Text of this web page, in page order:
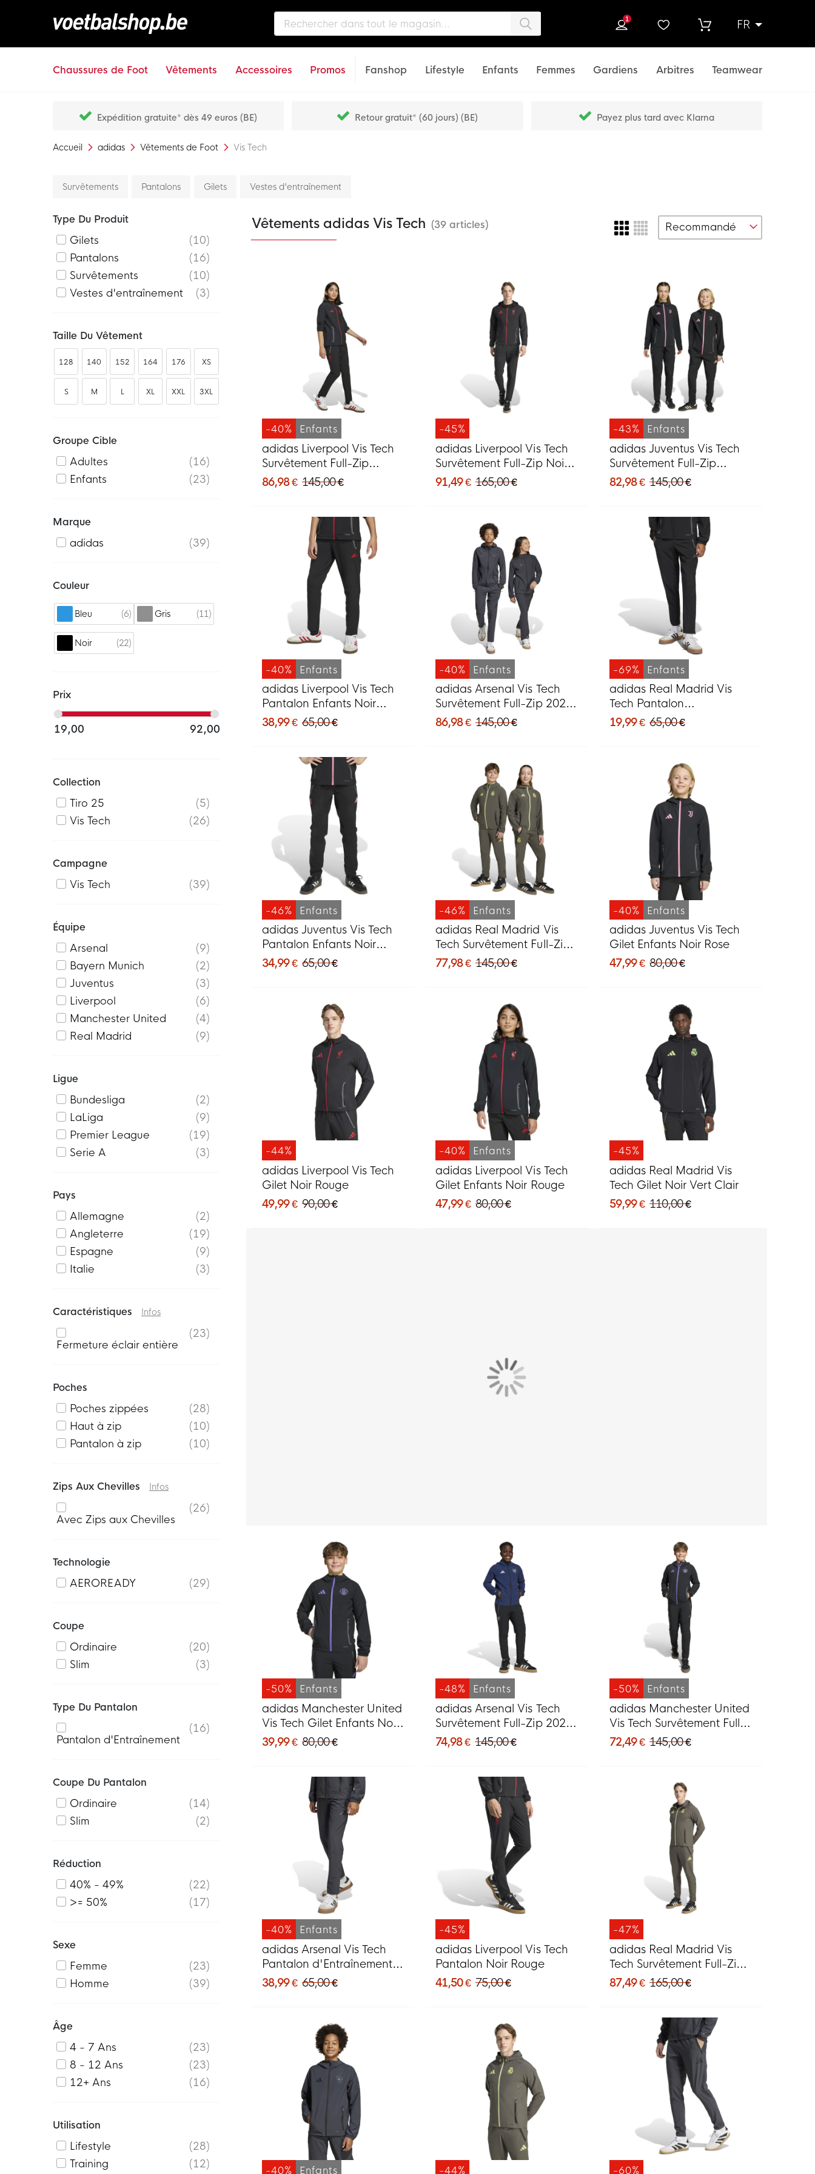
FR
1
Chaussures de Foot Vêtements Accessoires Promos Fanshop Lifestyle Enfants Femmes Gardiens Arbitres Teamwear
Expédition gratuite* dès 49 euros (BE) Retour gratuit* (60 jours) (BE) Payez plus tard avec Klarna
Accueil adidas Vêtements de Foot Vis Tech
Survêtements Pantalons Gilets Vestes d'entraînement
Vêtements adidas Vis Tech (39 articles)
-40% Enfants
adidas Liverpool Vis Tech
Survêtement Full-Zip
Enfants Noir Rouge
86,98 € 145,00 €
-45%
adidas Liverpool Vis Tech
Survêtement Full-Zip Noir
Rouge
91,49 € 165,00 €
-43% Enfants
adidas Juventus Vis Tech
Survêtement Full-Zip
Enfants Noir Rose
82,98 € 145,00 €
-40% Enfants
adidas Liverpool Vis Tech
Pantalon Enfants Noir
Rouge
38,99 € 65,00 €
-40% Enfants
adidas Arsenal Vis Tech
Survêtement Full-Zip 2024-
2025 Enfants Gris Foncé
86,98 € 145,00 €
-69% Enfants
adidas Real Madrid Vis
Tech Pantalon
d'Entraînement 2024-2025
Enfants Noir
19,99 € 65,00 €
-46% Enfants
adidas Juventus Vis Tech
Pantalon Enfants Noir
Rose
34,99 € 65,00 €
-46% Enfants
adidas Real Madrid Vis
Tech Survêtement Full-Zip
Enfants Gris Vert Clair
77,98 € 145,00 €
-40% Enfants
adidas Juventus Vis Tech
Gilet Enfants Noir Rose
47,99 € 80,00 €
-44%
adidas Liverpool Vis Tech
Gilet Noir Rouge
49,99 € 90,00 €
-40% Enfants
adidas Liverpool Vis Tech
Gilet Enfants Noir Rouge
47,99 € 80,00 €
-45%
adidas Real Madrid Vis
Tech Gilet Noir Vert Clair
59,99 € 110,00 €
-50% Enfants
adidas Manchester United
Vis Tech Gilet Enfants Noir
Mauve
39,99 € 80,00 €
-48% Enfants
adidas Arsenal Vis Tech
Survêtement Full-Zip 2025-
2026 Enfants Bleu Foncé
74,98 € 145,00 €
-50% Enfants
adidas Manchester United
Vis Tech Survêtement Full-
Zip Enfants Noir Mauve
72,49 € 145,00 €
-40% Enfants
adidas Arsenal Vis Tech
Pantalon d'Entraînement
2024-2025 Enfants Gris
38,99 € 65,00 €
-45%
adidas Liverpool Vis Tech
Pantalon Noir Rouge
41,50 € 75,00 €
-47%
adidas Real Madrid Vis
Tech Survêtement Full-Zip
Gris Vert Clair
87,49 € 165,00 €
-40% Enfants -44% -60%
Type Du Produit
Gilets
10
Pantalons
16
Survêtements
10
Vestes d'entraînement
3
Taille Du Vêtement
128 140 152 164 176 XS
S M L XL XXL 3XL
Groupe Cible
Adultes
16
Enfants
23
Marque
adidas
39
Couleur
Bleu 6 Gris 11
Noir 22
Prix
19,00 92,00
Collection
Tiro 25
5
Vis Tech
26
Campagne
Vis Tech
39
Équipe
Arsenal
9
Bayern Munich
2
Juventus
3
Liverpool
6
Manchester United
4
Real Madrid
9
Ligue
Bundesliga
2
LaLiga
9
Premier League
19
Serie A
3
Pays
Allemagne
2
Angleterre
19
Espagne
9
Italie
3
Caractéristiques Infos
Fermeture éclair entière
23
Poches
Poches zippées
28
Haut à zip
10
Pantalon à zip
10
Zips Aux Chevilles Infos
Avec Zips aux Chevilles
26
Technologie
AEROREADY
29
Coupe
Ordinaire
20
Slim
3
Type Du Pantalon
Pantalon d'Entraînement
16
Coupe Du Pantalon
Ordinaire
14
Slim
2
Réduction
40% - 49%
22
>= 50%
17
Sexe
Femme
23
Homme
39
Âge
4 - 7 Ans
23
8 - 12 Ans
23
12+ Ans
16
Utilisation
Lifestyle
28
Training
12